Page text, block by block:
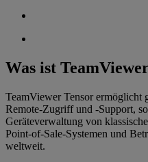
Was ist
TeamViewer Tensor ermöglicht
Remote-Zugriff und -Support,
Geräteverwaltung von
Point-of-Sale-Systemen und
weltweit.